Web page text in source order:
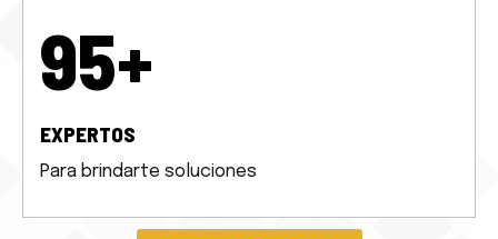
120+
EXPERTOS
Para brindarte soluciones